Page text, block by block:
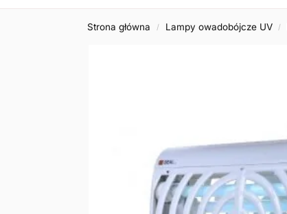
Strona główna / Lampy owadobójcze UV /